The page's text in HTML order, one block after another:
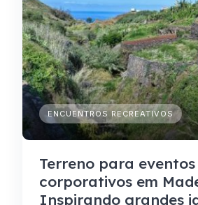
ENCUENTROS RECREATIVOS
Terreno para eventos
corporativos em
Inspirando grandes